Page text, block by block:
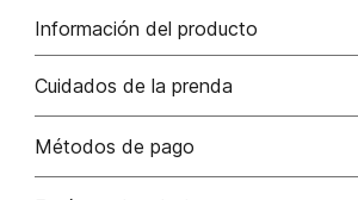
Información del producto
Viscosa 58% rayón 42% 58.00% viscosa/
rayón/rayon
Cuidados de la prenda
Lavar a mano por separado / no dejar en
Métodos de pago